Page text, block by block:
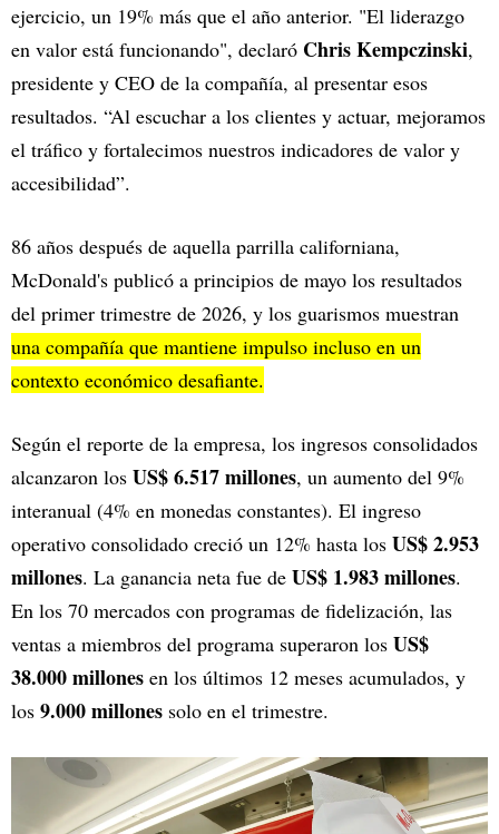
ejercicio, un 19% más que el año anterior. "El liderazgo
en valor está funcionando", declaró Chris Kempczinski,
presidente y CEO de la compañía, al presentar esos
resultados. “Al escuchar a los clientes y actuar, mejoramos
el tráfico y fortalecimos nuestros indicadores de valor y
accesibilidad”.
86 años después de aquella parrilla californiana,
McDonald's publicó a principios de mayo los resultados
del primer trimestre de 2026, y los guarismos muestran
una compañía que mantiene impulso incluso en un
contexto económico desafiante.
Según el reporte de la empresa, los ingresos consolidados
alcanzaron los US$ 6.517 millones, un aumento del 9%
interanual (4% en monedas constantes). El ingreso
operativo consolidado creció un 12% hasta los US$ 2.953
millones. La ganancia neta fue de US$ 1.983 millones.
En los 70 mercados con programas de fidelización, las
ventas a miembros del programa superaron los US$
38.000 millones en los últimos 12 meses acumulados, y
los 9.000 millones solo en el trimestre.